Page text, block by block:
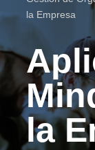
la Empresa
la